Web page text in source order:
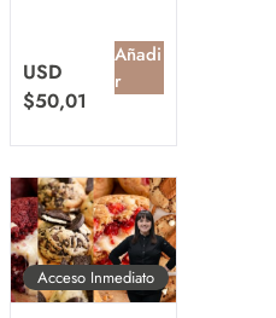
USD
$50,01
Añadi
r
Acceso Inmediato